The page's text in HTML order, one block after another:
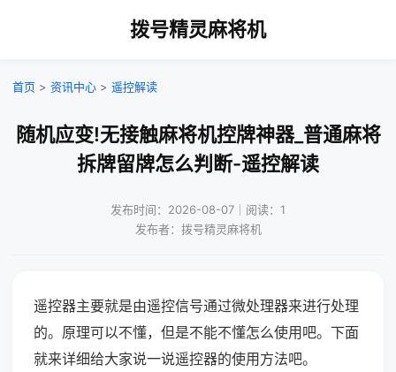
拨号精灵麻将机
首页 > 资讯中心 > 遥控解读
随机应变!无接触麻将机控牌神器_普通麻将
拆牌留牌怎么判断-遥控解读
发布时间：2026-08-07｜阅读：1
发布者：拨号精灵麻将机
遥控器主要就是由遥控信号通过微处理器来进行处理
的。原理可以不懂，但是不能不懂怎么使用吧。下面
就来详细给大家说一说遥控器的使用方法吧。